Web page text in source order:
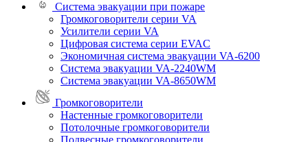
Система эвакуации при пожаре
Громкоговорители серии VA
Усилители серии VA
Цифровая система серии EVAC
Экономичная система эвакуации VA-6200
Система эвакуации VA-2240WM
Система эвакуации VA-8650WM
Громкоговорители
Настенные громкоговорители
Потолочные громкоговорители
Подвесные громкоговорители